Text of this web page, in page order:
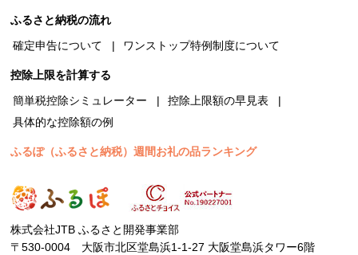
ふるさと納税の流れ
確定申告について
ワンストップ特例制度について
控除上限を計算する
簡単税控除シミュレーター
控除上限額の早見表
具体的な控除額の例
ふるぽ（ふるさと納税）週間お礼の品ランキング
株式会社JTB ふるさと開発事業部
〒530-0004 大阪市北区堂島浜1-1-27 大阪堂島浜タワー6階